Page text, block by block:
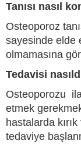
Tanısı nasıl
Osteoporoz
sayesinde elde
olmamasına
Tedavisi
Osteoporozu
etmek
hastalarda
tedaviye